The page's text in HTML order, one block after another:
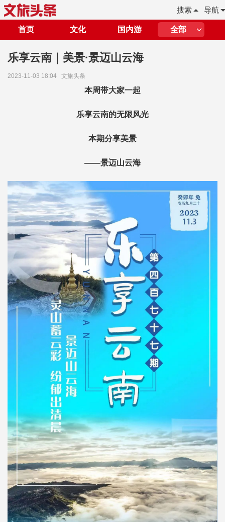
导航
搜索
首页 文化 国内游 全部
乐享云南｜美景·景迈山云海
2023-11-03 18:04 文旅头条
本周带大家一起
乐享云南的无限风光
本期分享美景
——景迈山云海